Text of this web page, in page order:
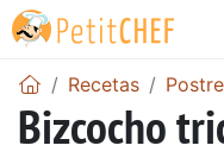
Recetas Postre
Bizcocho